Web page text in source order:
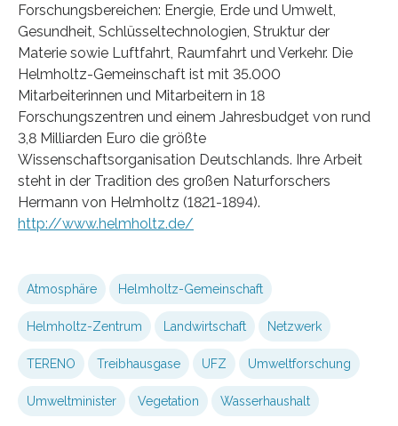
Forschungsbereichen: Energie, Erde und Umwelt,
Gesundheit, Schlüsseltechnologien, Struktur der
Materie sowie Luftfahrt, Raumfahrt und Verkehr. Die
Helmholtz-Gemeinschaft ist mit 35.000
Mitarbeiterinnen und Mitarbeitern in 18
Forschungszentren und einem Jahresbudget von rund
3,8 Milliarden Euro die größte
Wissenschaftsorganisation Deutschlands. Ihre Arbeit
steht in der Tradition des großen Naturforschers
Hermann von Helmholtz (1821-1894).
http://www.helmholtz.de/
Atmosphäre Helmholtz-Gemeinschaft
Helmholtz-Zentrum Landwirtschaft Netzwerk
TERENO Treibhausgase UFZ Umweltforschung
Umweltminister Vegetation Wasserhaushalt